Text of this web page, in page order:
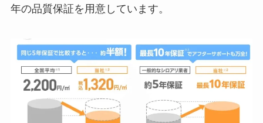
年の品質保証を用意しています。